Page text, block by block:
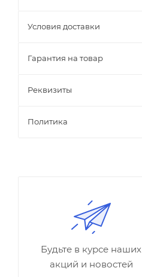
Условия доставки
Гарантия на товар
Реквизиты
Политика
Будьте в курсе наших
акций и новостей